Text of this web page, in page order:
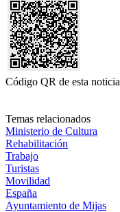
Código QR de esta noticia
Temas relacionados
Ministerio de Cultura
Rehabilitación
Trabajo
Turistas
Movilidad
España
Ayuntamiento de Mijas